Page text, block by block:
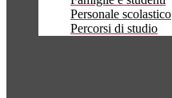
Personale scolastico
Percorsi di studio